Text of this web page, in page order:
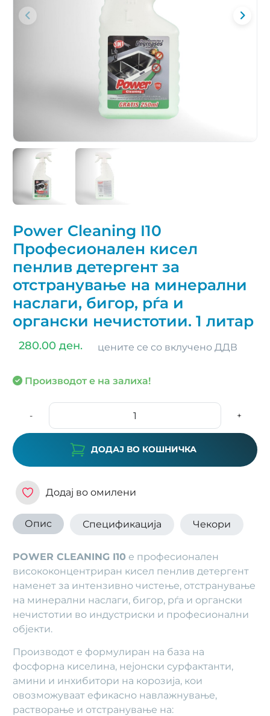
Power Cleaning I10
Професионален кисел
пенлив детергент за
отстранување на минерални
наслаги, бигор, рѓа и
органски нечистотии. 1 литар
280.00 ден. цените се со вклучено ДДВ
Производот е на залиха!
- +
ДОДАЈ ВО КОШНИЧКА
Додај во омилени
Опис Спецификација Чекори
POWER CLEANING I10 е професионален
висококонцентриран кисел пенлив детергент
наменет за интензивно чистење, отстранување
на минерални наслаги, бигор, рѓа и органски
нечистотии во индустриски и професионални
објекти.
Производот е формулиран на база на
фосфорна киселина, нејонски сурфактанти,
амини и инхибитори на корозија, кои
овозможуваат ефикасно навлажнување,
растворање и отстранување на: